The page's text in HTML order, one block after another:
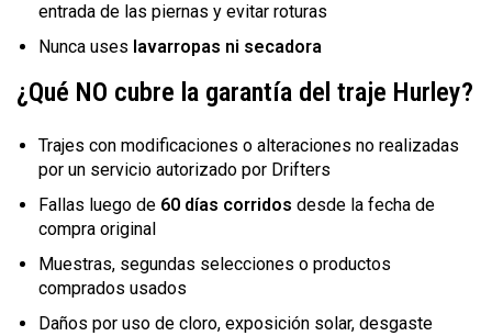
entrada de las piernas y evitar roturas
Nunca uses lavarropas ni secadora
¿Qué NO cubre la garantía del traje Hurley?
Trajes con modificaciones o alteraciones no realizadas
por un servicio autorizado por Drifters
Fallas luego de 60 días corridos desde la fecha de
compra original
Muestras, segundas selecciones o productos
comprados usados
Daños por uso de cloro, exposición solar, desgaste